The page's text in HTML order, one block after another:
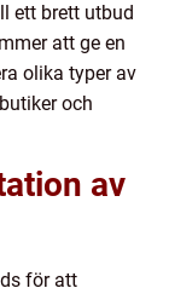
ett brett utbud
att ge en
olika typer av
och
av
för att